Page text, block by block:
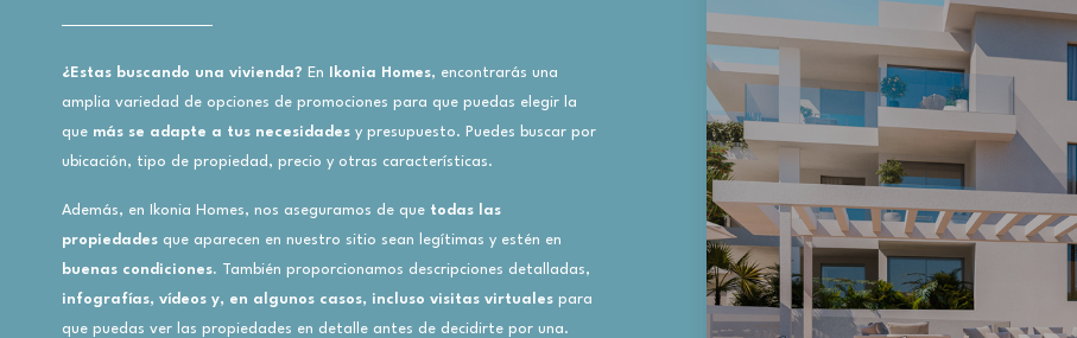
¿Estas buscando una vivienda? En Ikonia Homes, encontrarás una
amplia variedad de opciones de promociones para que puedas elegir la
que más se adapte a tus necesidades y presupuesto. Puedes buscar por
ubicación, tipo de propiedad, precio y otras características.
Además, en Ikonia Homes, nos aseguramos de que todas las
propiedades que aparecen en nuestro sitio sean legítimas y estén en
buenas condiciones. También proporcionamos descripciones detalladas,
infografías, vídeos y, en algunos casos, incluso visitas virtuales para
que puedas ver las propiedades en detalle antes de decidirte por una.